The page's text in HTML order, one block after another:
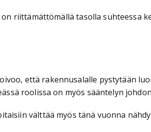
riittämättömällä tasolla suhteessa
että rakennusalalle pystytään
roolissa on myös sääntelyn
välttää myös tänä vuonna